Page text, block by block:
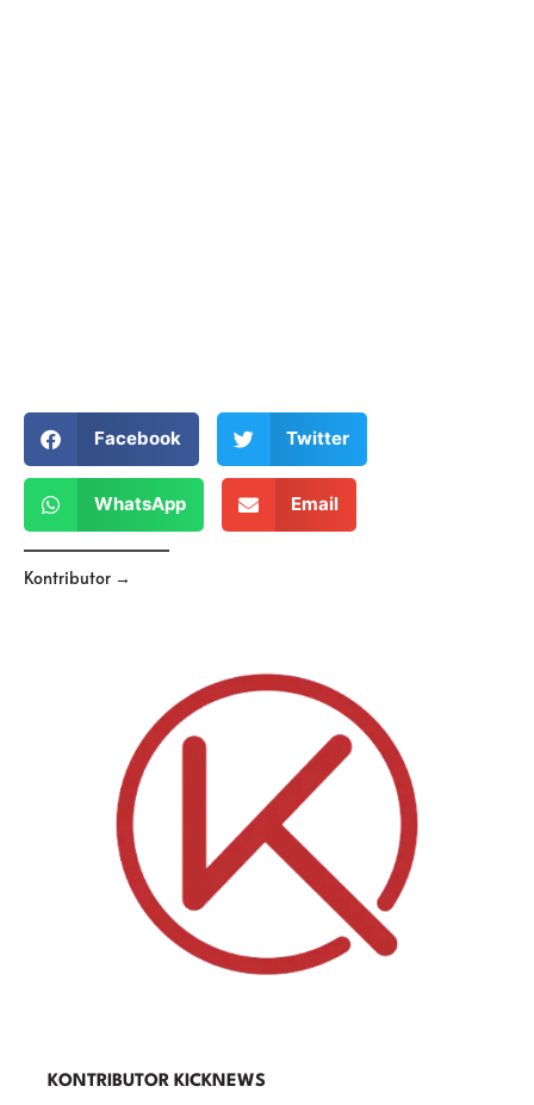
Facebook Twitter
WhatsApp Email
Kontributor →
KONTRIBUTOR KICKNEWS